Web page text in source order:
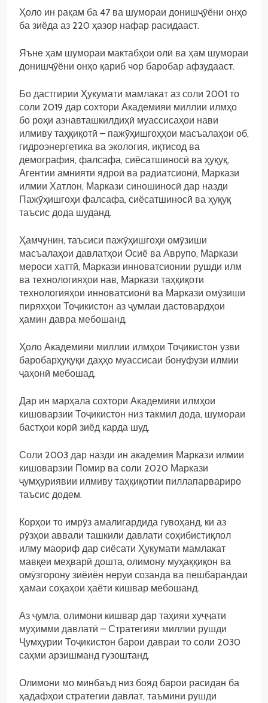
Ҳоло ин рақам ба 47 ва шумораи донишҷӯёни онҳо
ба зиёда аз 220 ҳазор нафар расидааст.
Яъне ҳам шумораи мактабҳои олӣ ва ҳам шумораи
донишҷӯёни онҳо қариб чор баробар афзудааст.
Бо дастгирии Ҳукумати мамлакат аз соли 2001 то
соли 2019 дар сохтори Академияи миллии илмҳо
бо роҳи азнавташкилдиҳӣ муассисаҳои нави
илмиву таҳқиқотӣ – пажӯҳишгоҳҳои масъалаҳои об,
гидроэнергетика ва экология, иқтисод ва
демография, фалсафа, сиёсатшиносӣ ва ҳуқуқ,
Агентии амнияти ядроӣ ва радиатсионӣ, Маркази
илмии Хатлон, Маркази синошиносӣ дар назди
Пажӯҳишгоҳи фалсафа, сиёсатшиносӣ ва ҳуқуқ
таъсис дода шуданд.
Ҳамчунин, таъсиси пажӯҳишгоҳи омӯзиши
масъалаҳои давлатҳои Осиё ва Аврупо, Маркази
мероси хаттӣ, Маркази инноватсионии рушди илм
ва технологияҳои нав, Маркази таҳқиқоти
технологияҳои инноватсионӣ ва Маркази омӯзиши
пиряхҳои Тоҷикистон аз ҷумлаи дастовардҳои
ҳамин давра мебошанд.
Ҳоло Академияи миллии илмҳои Тоҷикистон узви
баробарҳуқуқи даҳҳо муассисаи бонуфузи илмии
ҷаҳонӣ мебошад.
Дар ин марҳала сохтори Академияи илмҳои
кишоварзии Тоҷикистон низ такмил дода, шумораи
бастҳои корӣ зиёд карда шуд.
Соли 2003 дар назди ин академия Маркази илмии
кишоварзии Помир ва соли 2020 Маркази
ҷумҳуриявии илмиву таҳқиқотии пиллапарвариро
таъсис додем.
Корҳои то имрӯз амалигардида гувоҳанд, ки аз
рӯзҳои аввали ташкили давлати соҳибистиқлол
илму маориф дар сиёсати Ҳукумати мамлакат
мавқеи меҳварӣ дошта, олимону муҳаққиқон ва
омӯзгорону зиёиён неруи созанда ва пешбарандаи
ҳамаи соҳаҳои ҳаёти кишвар мебошанд.
Аз ҷумла, олимони кишвар дар таҳияи хуҷҷати
муҳимми давлатӣ – Стратегияи миллии рушди
Ҷумҳурии Тоҷикистон барои давраи то соли 2030
саҳми арзишманд гузоштанд.
Олимони мо минбаъд низ бояд барои расидан ба
ҳадафҳои стратегии давлат, таъмини рушди